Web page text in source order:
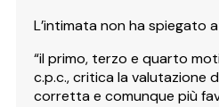
L’intimata non ha spiegato
“il primo, terzo e quarto
c.p.c., critica la valutazione
corretta e comunque più